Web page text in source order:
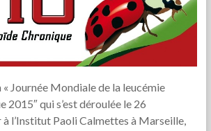
« Journée Mondiale de la leucémie
2015″ qui s’est déroulée le 26
l’Institut Paoli Calmettes à Marseille,